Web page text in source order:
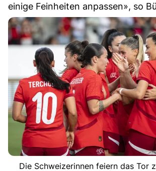
einige Feinheiten anpassen», so
Die Schweizerinnen feiern das Tor